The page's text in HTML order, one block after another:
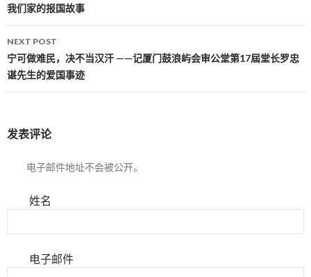
Post navigation
我们家的报国故事
NEXT POST
宁可做难民，决不当汉汗 ——记厦门鼓浪屿会审公堂第17屆堂长罗忠
谌先生的爱国事迹
发表评论
电子邮件地址不会被公开。
姓名
电子邮件